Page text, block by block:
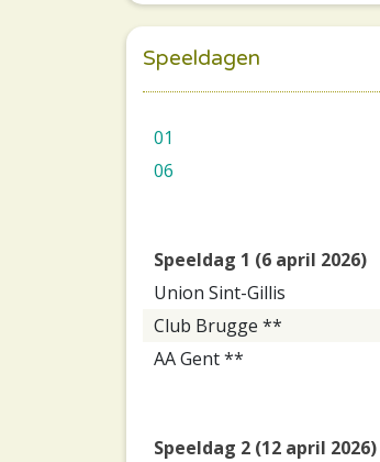
Speeldagen
01
06
Speeldag 1 (6 april 2026)
Union Sint-Gillis
Club Brugge **
AA Gent **
Speeldag 2 (12 april 2026)